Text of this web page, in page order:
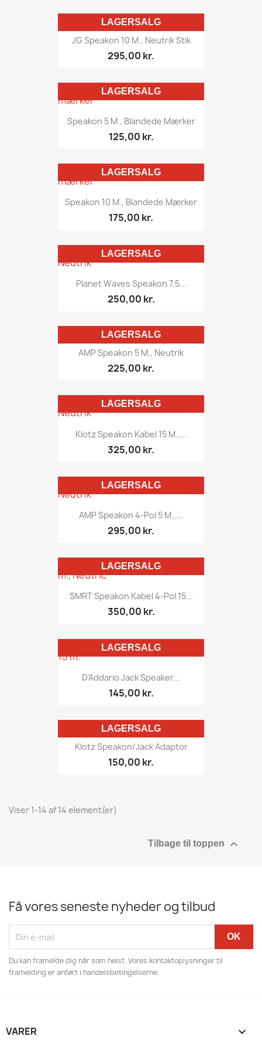
JG Speakon 10 M., Neutrik Stik
295,00 kr.
LAGERSALG
Speakon 5 M., Blandede Mærker
125,00 kr.
LAGERSALG
Speakon 10 M., Blandede Mærker
175,00 kr.
LAGERSALG
Planet Waves Speakon 7,5...
250,00 kr.
LAGERSALG
AMP Speakon 5 M., Neutrik
225,00 kr.
LAGERSALG
Klotz Speakon Kabel 15 M.,...
325,00 kr.
LAGERSALG
AMP Speakon 4-Pol 5 M.,...
295,00 kr.
LAGERSALG
SMRT Speakon Kabel 4-Pol 15...
350,00 kr.
LAGERSALG
D'Addario Jack Speaker...
145,00 kr.
LAGERSALG
Klotz Speakon/Jack Adaptor
150,00 kr.
LAGERSALG
Viser 1-14 af 14 element(er)
Tilbage til toppen 
Få vores seneste nyheder og tilbud
Du kan framelde dig når som helst. Vores kontaktoplysninger til
framelding er anført i handelsbetingelserne.
VARER 